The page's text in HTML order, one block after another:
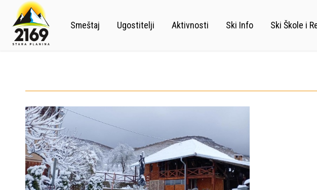
Smeštaj Ugostitelji Aktivnosti Ski Info Ski Škole i